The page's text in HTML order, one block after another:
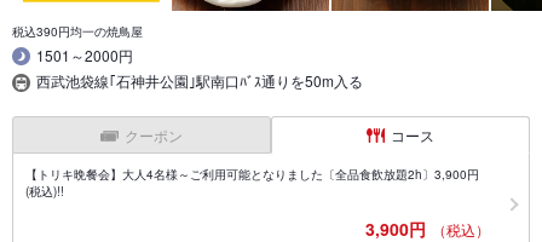
税込390円均一の焼鳥屋
1501～2000円
西武池袋線｢石神井公園｣駅南口ﾊﾞｽ通りを50m入る
クーポン コース
【トリキ晩餐会】大人4名様～ご利用可能となりました〔全品食飲放題2h〕3,900円
(税込)!!
3,900円 （税込）